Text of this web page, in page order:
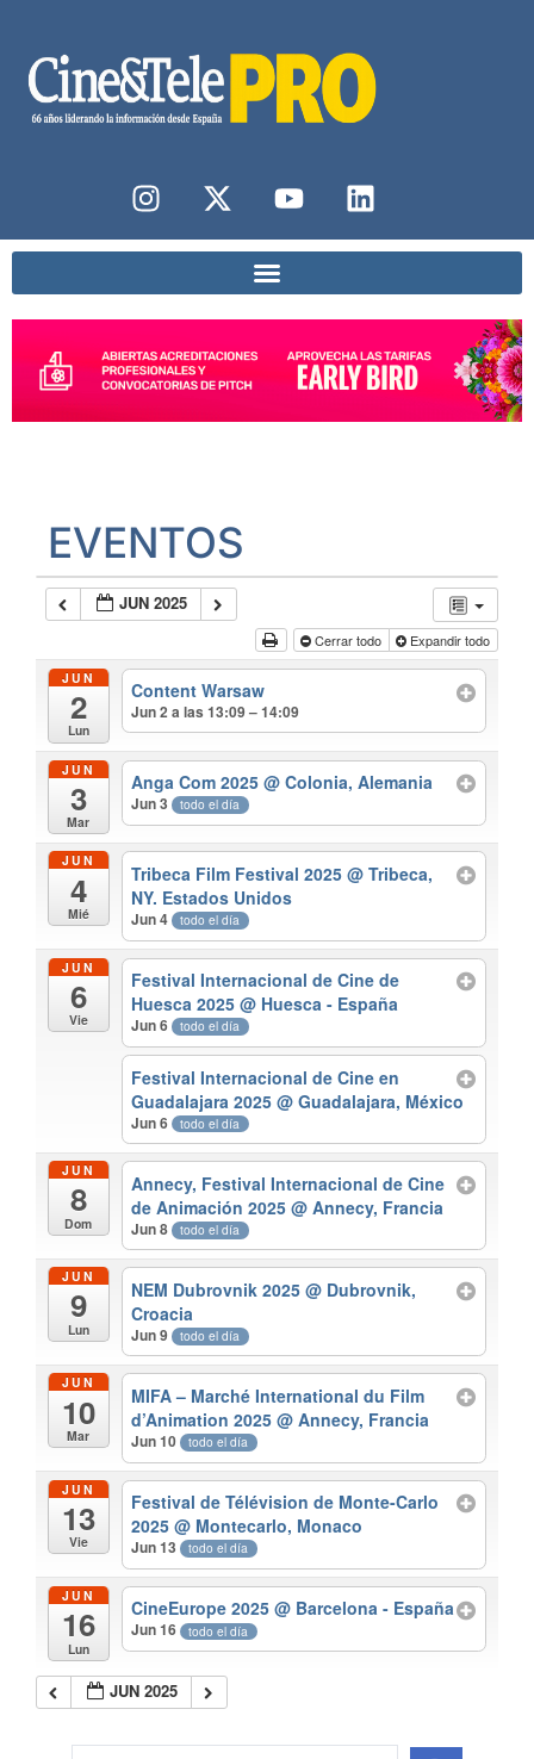
EVENTOS
JUN 2025
Cerrar todo Expandir todo
JUN
2
Lun
Content Warsaw
Jun 2 a las 13:09 – 14:09
JUN
3
Mar
Anga Com 2025@ Colonia, Alemania
Jun 3 todo el día
JUN
4
Mié
Tribeca Film Festival 2025@ Tribeca,
NY. Estados Unidos
Jun 4 todo el día
JUN
6
Vie
Festival Internacional de Cine de
Huesca 2025@ Huesca - España
Jun 6 todo el día
Festival Internacional de Cine en
Guadalajara 2025@ Guadalajara, México
Jun 6 todo el día
JUN
8
Dom
Annecy, Festival Internacional de Cine
de Animación 2025@ Annecy, Francia
Jun 8 todo el día
JUN
9
Lun
NEM Dubrovnik 2025@ Dubrovnik,
Croacia
Jun 9 todo el día
JUN
10
Mar
MIFA – Marché International du Film
d’Animation 2025@ Annecy, Francia
Jun 10 todo el día
JUN
13
Vie
Festival de Télévision de Monte-Carlo
2025@ Montecarlo, Monaco
Jun 13 todo el día
JUN
16
Lun
CineEurope 2025@ Barcelona - España
Jun 16 todo el día
JUN 2025